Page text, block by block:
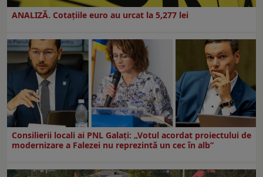
ANALIZĂ. Cotațiile euro au urcat la 5,277 lei
Consilierii locali ai PNL Galaţi: „Votul acordat proiectului de
modernizare a Falezei nu reprezintă un cec în alb”